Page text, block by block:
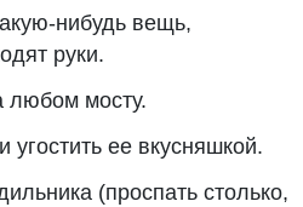
нибудь вещь,
руки.
любом мосту.
угостить ее вкусняшкой.
(проспать столько,